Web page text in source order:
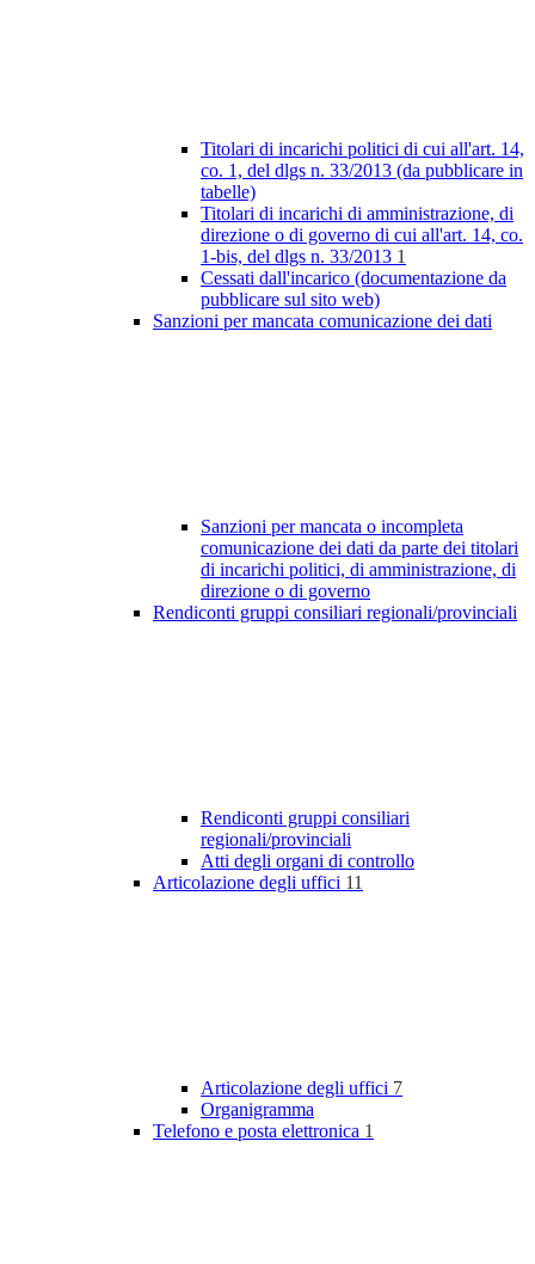
Titolari di incarichi politici di cui all'art. 14,
co. 1, del dlgs n. 33/2013 (da pubblicare in
tabelle)
Titolari di incarichi di amministrazione, di
direzione o di governo di cui all'art. 14, co.
1-bis, del dlgs n. 33/2013 1
Cessati dall'incarico (documentazione da
pubblicare sul sito web)
Sanzioni per mancata comunicazione dei dati
Sanzioni per mancata o incompleta
comunicazione dei dati da parte dei titolari
di incarichi politici, di amministrazione, di
direzione o di governo
Rendiconti gruppi consiliari regionali/provinciali
Rendiconti gruppi consiliari
regionali/provinciali
Atti degli organi di controllo
Articolazione degli uffici 11
Articolazione degli uffici 7
Organigramma
Telefono e posta elettronica 1